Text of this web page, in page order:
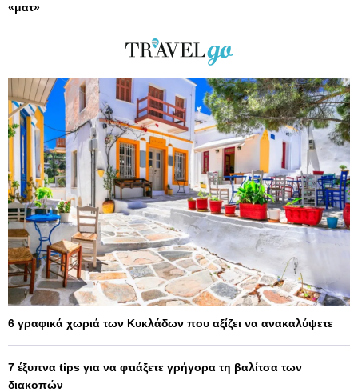
«ματ»
6 γραφικά χωριά των Κυκλάδων που αξίζει να ανακαλύψετε
7 έξυπνα tips για να φτιάξετε γρήγορα τη βαλίτσα των
διακοπών